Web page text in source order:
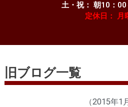
土・祝： 朝10：
定休日： 月
旧ブログ一覧
（2015年1